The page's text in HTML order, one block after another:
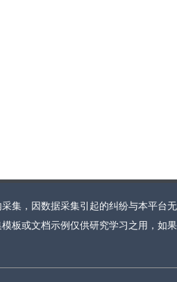
集，因数据采集引起的纠纷与本平台
板或文档示例仅供研究学习之用，如